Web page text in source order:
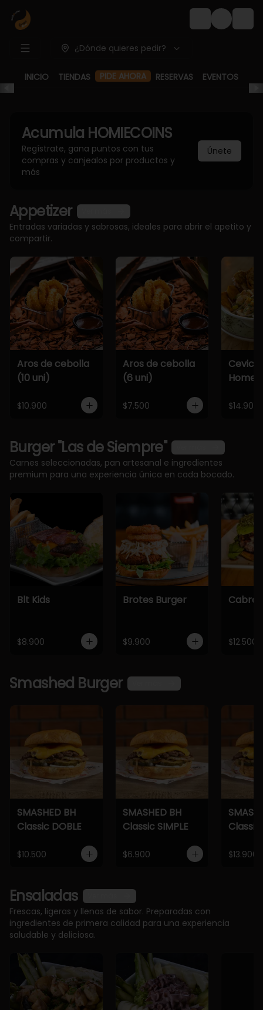
Login
¿Dónde quieres pedir?
INICIO TIENDAS
PIDE AHORA
RESERVAS EVENTOS
Acumula HOMIECOINS
Regístrate, gana puntos con tus
compras y canjealos por productos y
más
Únete
Appetizer
Entradas variadas y sabrosas, ideales para abrir el apetito y
compartir.
Aros de cebolla
(10 uni)
$10.900
Aros de cebolla
(6 uni)
$7.500
Home
$14.900
Burger "Las de Siempre"
Carnes seleccionadas, pan artesanal e ingredientes
premium para una experiencia única en cada bocado.
Blt Kids
$8.900
Brotes Burger
$9.900
Cabra
$12.500
Smashed Burger
SMASHED BH
Classic DOBLE
$10.500
SMASHED BH
Classic SIMPLE
$6.900
Classic
$13.900
Ensaladas
Frescas, ligeras y llenas de sabor. Preparadas con
ingredientes de primera calidad para una experiencia
saludable y deliciosa.